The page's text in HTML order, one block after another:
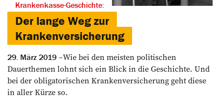
Krankenkasse-Geschichte:
Der lange Weg zur
Krankenversicherung
29. März 2019
Wie bei den meisten politischen
Dauerthemen lohnt sich ein Blick in die Geschichte. Und
bei der obligatorischen Krankenversicherung geht diese
in aller Kürze so.